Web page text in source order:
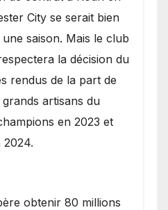
City se serait bien
saison. Mais le club
la décision du
rendus de la part de
artisans du
en 2023 et
2024.
obtenir 80 millions